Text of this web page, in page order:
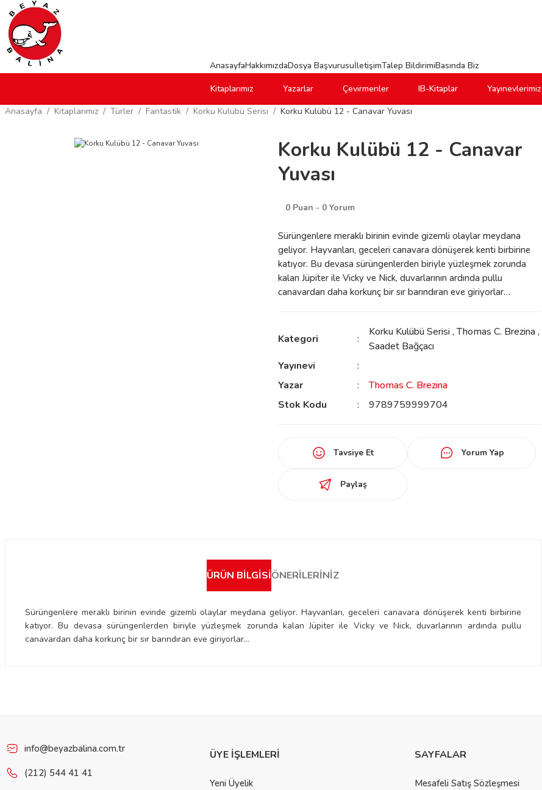
AnasayfaHakkımızdaDosya BaşvurusuİletişimTalep BildirimiBasında Biz
Kitaplarımız
Yazarlar Çevirmenler IB-Kitaplar Yayınevlerimiz
Anasayfa
Kitaplarımız Türler Fantastik Korku Kulübü Serisi Korku Kulübü 12 - Canavar Yuvası
Korku Kulübü 12 - Canavar
Yuvası
0 Puan - 0 Yorum
Sürüngenlere meraklı birinin evinde gizemli olaylar meydana
geliyor. Hayvanları, geceleri canavara dönüşerek kenti birbirine
katıyor. Bu devasa sürüngenlerden biriyle yüzleşmek zorunda
kalan Jüpiter ile Vicky ve Nick, duvarlarının ardında pullu
canavardan daha korkunç bir sır barındıran eve giriyorlar…
Kategori
Korku Kulübü Serisi ,Thomas C. Brezina ,
Saadet Bağçacı
Yayınevi
Yazar
Thomas C. Brezina
Stok Kodu
9789759999704
Tavsiye Et Yorum Yap
Paylaş
ÜRÜN BILGISIÖNERILERINIZ
Sürüngenlere meraklı birinin evinde gizemli olaylar meydana geliyor. Hayvanları, geceleri canavara dönüşerek kenti birbirine
katıyor. Bu devasa sürüngenlerden biriyle yüzleşmek zorunda kalan Jüpiter ile Vicky ve Nick, duvarlarının ardında pullu
canavardan daha korkunç bir sır barındıran eve giriyorlar…
Ürün açıklamasında eksik bilgiler bulunuyor.
info@beyazbalina.com.tr
(212) 544 41 41
ÜYE İŞLEMLERİ
Yeni Üyelik
SAYFALAR
Mesafeli Satış Sözleşmesi